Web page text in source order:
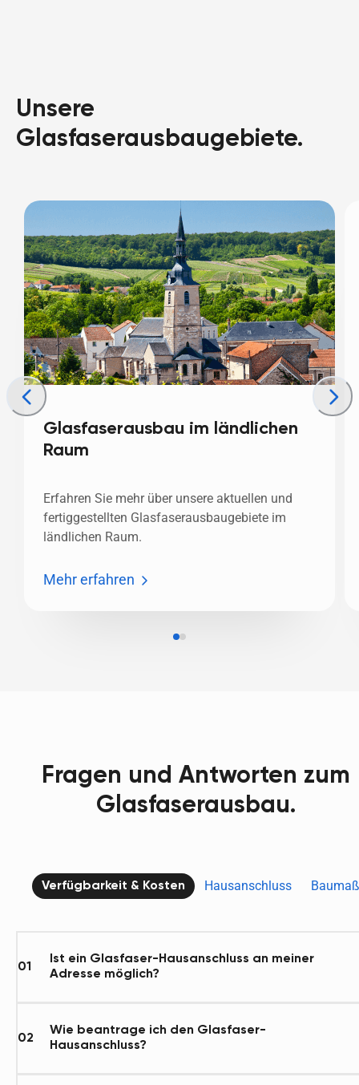
Unsere
Glasfaserausbaugebiete.
Glasfaserausbau im ländlichen
Raum
Erfahren Sie mehr über unsere aktuellen und
fertiggestellten Glasfaserausbaugebiete im
ländlichen Raum.
Mehr erfahren
Fragen und Antworten zum
Glasfaserausbau.
Verfügbarkeit & Kosten Hausanschluss
01
Ist ein Glasfaser-Hausanschluss an meiner
Adresse möglich?
02
Wie beantrage ich den Glasfaser-
Hausanschluss?